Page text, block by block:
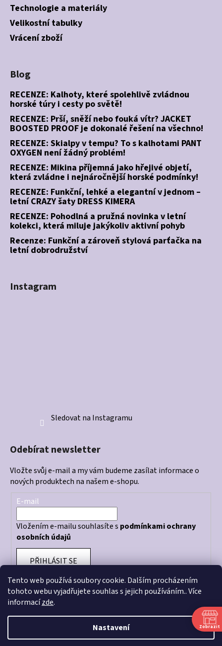
Tento web používá soubory cookie. Dalším procházením
tohoto webu vyjadřujete souhlas s jejich používáním.. Více
informacízde.
Nastavení
Technologie a materiály
Velikostní tabulky
Vrácení zboží
Blog
RECENZE: Kalhoty, které spolehlivě zvládnou
horské túry i cesty po světě!
RECENZE: Prší, sněží nebo fouká vítr? JACKET
BOOSTED PROOF je dokonalé řešení na všechno!
RECENZE: Skialpy v tempu? To s kalhotami PANT
OXYGEN není žádný problém!
RECENZE: Mikina příjemná jako hřejivé objetí,
která zvládne i nejnáročnější horské podmínky!
RECENZE: Funkční, lehké a elegantní v jednom –
letní CRAZY šaty DRESS KIMERA
RECENZE: Pohodlná a pružná novinka v letní
kolekci, která miluje jakýkoliv aktivní pohyb
Recenze: Funkční a zároveň stylová parťačka na
letní dobrodružství
Instagram
Sledovat na Instagramu
Odebírat newsletter
Vložte svůj e-mail a my vám budeme zasílat informace o
nových produktech na našem e-shopu.
E-mail
Vložením e-mailu souhlasíte s podmínkami ochrany
osobních údajů
PŘIHLÁSIT SE
Otevírací doba prodejny: PO - PÁ 10:00 - 18:00 Zobrazit